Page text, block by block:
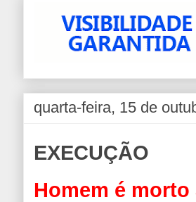
quarta-feira, 15 de
EXECUÇÃO
Homem é